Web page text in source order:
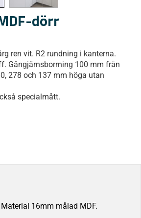
dörr
ren vit. R2 rundning i kanterna.
Gångjärnsborrning 100 mm från
278 och 137 mm höga utan
specialmått.
Material 16mm målad MDF.